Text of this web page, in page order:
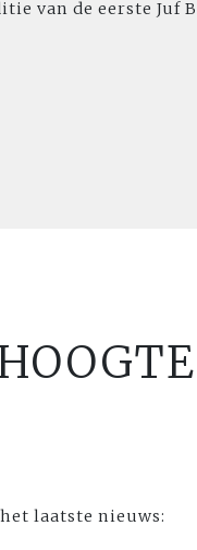
van de eerste Juf
laatste nieuws: